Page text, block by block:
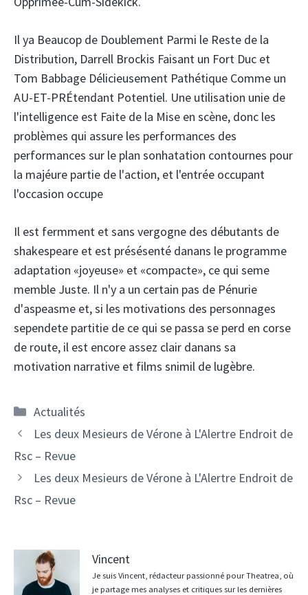
Il ya Beaucop de Doublement Parmi le Reste de la
Distribution, Darrell Brockis Faisant un Fort Duc et
Tom Babbage Délicieusement Pathétique Comme un
AU-ET-PRÉtendant Potentiel. Une utilisation unie de
l'intelligence est Faite de la Mise en scène, donc les
problèmes qui assure les performances des
performances sur le plan sonhatation contournes pour
la majéure partie de l'action, et l'entrée occupant
l'occasion occupe
Il est fermment et sans vergogne des débutants de
shakespeare et est présésenté danans le programme
adaptation «joyeuse» et «compacte», ce qui seme
memble Juste. Il n'y a un certain pas de Pénurie
d'aspeasme et, si les motivations des personnages
sependete partitie de ce qui se passa se perd en corse
de route, il est encore assez clair danans sa
motivation narrative et films snimil de lugèbre.
Catégories
Actualités
Les deux Mesieurs de Vérone à L'Alertre Endroit de
Rsc – Revue
Les deux Mesieurs de Vérone à L'Alertre Endroit de
Rsc – Revue
Vincent
Je suis Vincent, rédacteur passionné pour Theatrea, où
je partage mes analyses et critiques sur les dernières